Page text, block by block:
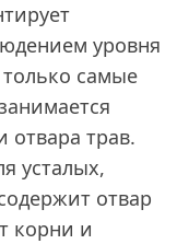
уровня
самые
отвара трав.
усталых,
отвар
корни и